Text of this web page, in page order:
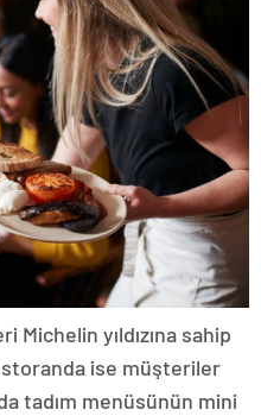
Michelin yıldızına sahip
ise müşteriler
tadım menüsünün mini